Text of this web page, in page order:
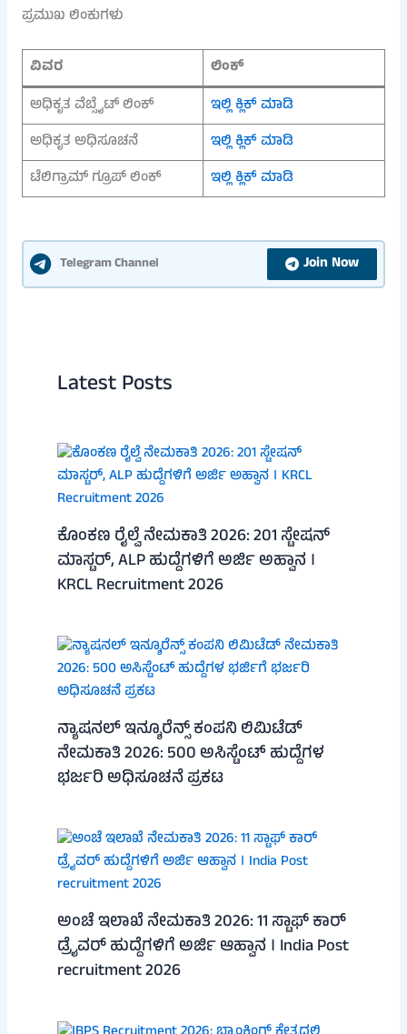
ಪ್ರಮುಖ ಲಿಂಕುಗಳು
ವಿವರ
ಲಿಂಕ್
ಅಧಿಕೃತ ವೆಬ್ಸೈಟ್ ಲಿಂಕ್
ಇಲ್ಲಿ ಕ್ಲಿಕ್ ಮಾಡಿ
ಅಧಿಕೃತ ಅಧಿಸೂಚನೆ
ಇಲ್ಲಿ ಕ್ಲಿಕ್ ಮಾಡಿ
ಟೆಲಿಗ್ರಾಮ್ ಗ್ರೂಪ್ ಲಿಂಕ್
ಇಲ್ಲಿ ಕ್ಲಿಕ್ ಮಾಡಿ
Telegram Channel Join Now
Latest Posts
ಕೊಂಕಣ ರೈಲ್ವೆ ನೇಮಕಾತಿ 2026: 201 ಸ್ಟೇಷನ್
ಮಾಸ್ಟರ್, ALP ಹುದ್ದೆಗಳಿಗೆ ಅರ್ಜಿ ಅಹ್ವಾನ ।
KRCL Recruitment 2026
ನ್ಯಾಷನಲ್ ಇನ್ಶೂರೆನ್ಸ್ ಕಂಪನಿ ಲಿಮಿಟೆಡ್
ನೇಮಕಾತಿ 2026: 500 ಅಸಿಸ್ಟೆಂಟ್ ಹುದ್ದೆಗಳ
ಭರ್ಜರಿ ಅಧಿಸೂಚನೆ ಪ್ರಕಟ
ಅಂಚೆ ಇಲಾಖೆ ನೇಮಕಾತಿ 2026: 11 ಸ್ಟಾಫ್ ಕಾರ್
ಡ್ರೈವರ್ ಹುದ್ದೆಗಳಿಗೆ ಅರ್ಜಿ ಆಹ್ವಾನ । India Post
recruitment 2026